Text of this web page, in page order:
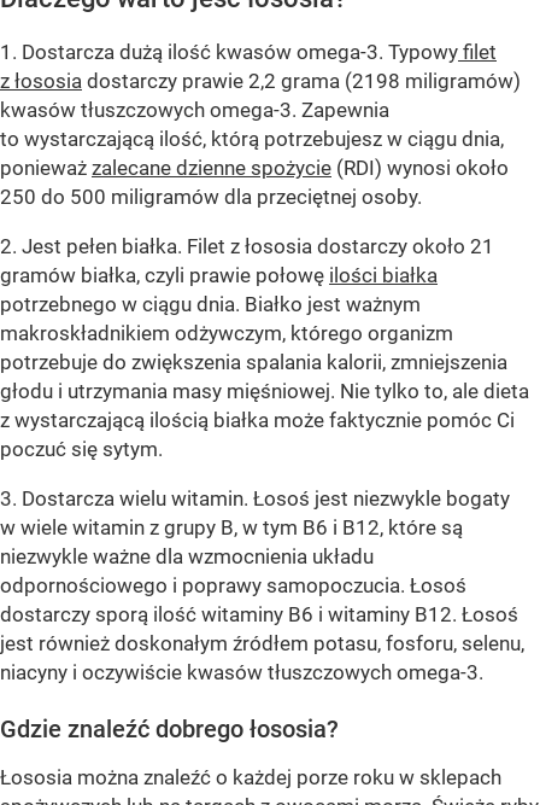
1. Dostarcza dużą ilość kwasów omega-3. Typowy filet
z łososia dostarczy prawie 2,2 grama (2198 miligramów)
kwasów tłuszczowych omega-3. Zapewnia
to wystarczającą ilość, którą potrzebujesz w ciągu dnia,
ponieważ zalecane dzienne spożycie (RDI) wynosi około
250 do 500 miligramów dla przeciętnej osoby.
2. Jest pełen białka. Filet z łososia dostarczy około 21
gramów białka, czyli prawie połowę ilości białka
potrzebnego w ciągu dnia. Białko jest ważnym
makroskładnikiem odżywczym, którego organizm
potrzebuje do zwiększenia spalania kalorii, zmniejszenia
głodu i utrzymania masy mięśniowej. Nie tylko to, ale dieta
z wystarczającą ilością białka może faktycznie pomóc Ci
poczuć się sytym.
3. Dostarcza wielu witamin. Łosoś jest niezwykle bogaty
w wiele witamin z grupy B, w tym B6 i B12, które są
niezwykle ważne dla wzmocnienia układu
odpornościowego i poprawy samopoczucia. Łosoś
dostarczy sporą ilość witaminy B6 i witaminy B12. Łosoś
jest również doskonałym źródłem potasu, fosforu, selenu,
niacyny i oczywiście kwasów tłuszczowych omega-3.
Gdzie znaleźć dobrego łososia?
Łososia można znaleźć o każdej porze roku w sklepach